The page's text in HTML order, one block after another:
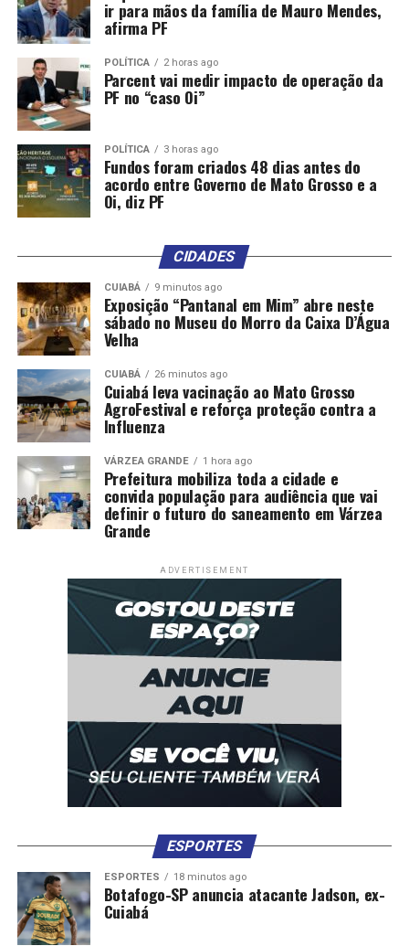
ir para mãos da família de Mauro Mendes,
afirma PF
POLÍTICA 2 horas ago
Parcent vai medir impacto de operação da
PF no “caso Oi”
POLÍTICA 3 horas ago
Fundos foram criados 48 dias antes do
acordo entre Governo de Mato Grosso e a
Oi, diz PF
CIDADES
CUIABÁ 9 minutos ago
Exposição “Pantanal em Mim” abre neste
sábado no Museu do Morro da Caixa D’Água
Velha
CUIABÁ 26 minutos ago
Cuiabá leva vacinação ao Mato Grosso
AgroFestival e reforça proteção contra a
Influenza
VÁRZEA GRANDE 1 hora ago
Prefeitura mobiliza toda a cidade e
convida população para audiência que vai
definir o futuro do saneamento em Várzea
Grande
ADVERTISEMENT
ESPORTES
ESPORTES 18 minutos ago
Botafogo-SP anuncia atacante Jadson, ex-
Cuiabá